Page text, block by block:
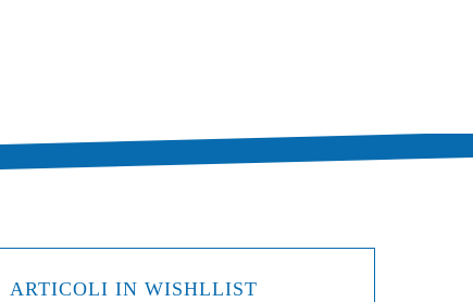
ARTICOLI IN WISHLLIST